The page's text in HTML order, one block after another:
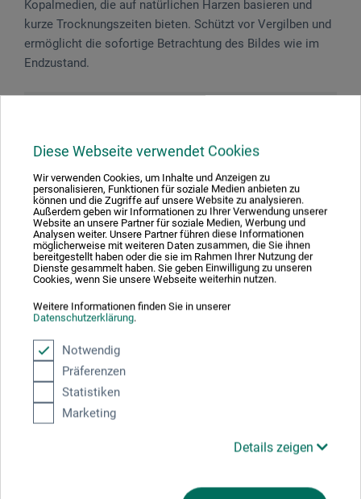
Diese Webseite verwendet Cookies
Wir verwenden Cookies, um Inhalte und Anzeigen zu
personalisieren, Funktionen für soziale Medien anbieten zu
können und die Zugriffe auf unsere Website zu analysieren.
Außerdem geben wir Informationen zu Ihrer Verwendung unserer
Website an unsere Partner für soziale Medien, Werbung und
Analysen weiter. Unsere Partner führen diese Informationen
möglicherweise mit weiteren Daten zusammen, die Sie ihnen
bereitgestellt haben oder die sie im Rahmen Ihrer Nutzung der
Dienste gesammelt haben. Sie geben Einwilligung zu unseren
Cookies, wenn Sie unsere Webseite weiterhin nutzen.
Weitere Informationen finden Sie in unserer
Datenschutzerklärung.
Notwendig
Präferenzen
Statistiken
Marketing
Details zeigen
Kopalmedien, die auf natürlichen Harzen basieren und
kurze Trocknungszeiten bieten. Schützt vor Vergilben und
ermöglicht die sofortige Betrachtung des Bildes wie im
Endzustand.
Enthält 2-Butanone oxime. Kann allergische
Reaktionen hervorrufen.
Produktbewertungen (0)
Schreiben Sie die erste Bewertung zu diesem Produkt
JETZT PRODUKT BEWERTEN
Hersteller-Kontakt